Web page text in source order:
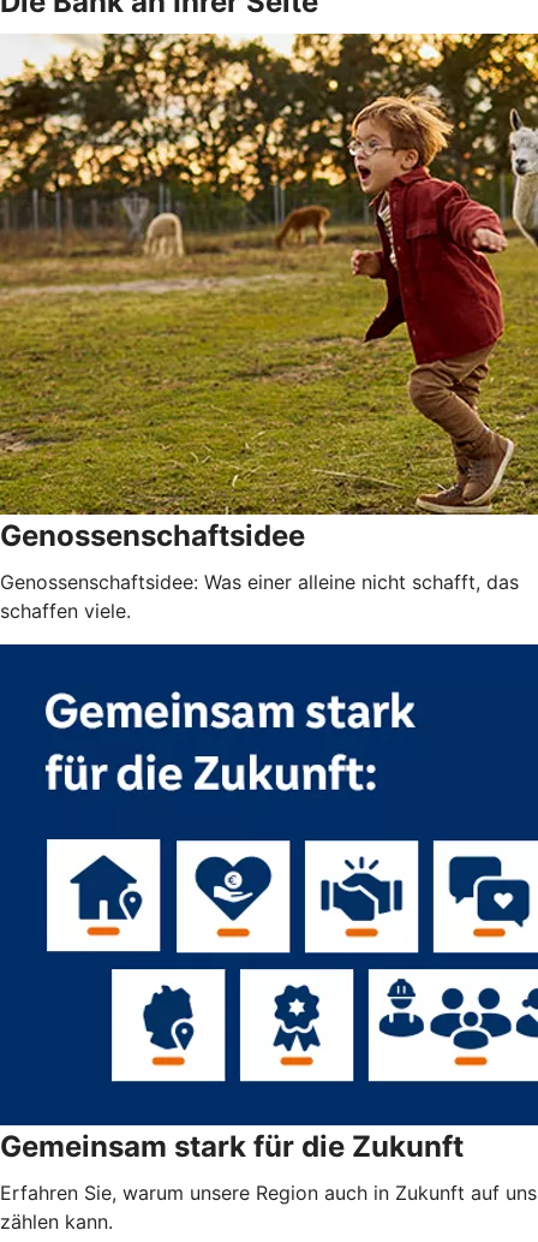
Genossenschaftsidee
Genossenschaftsidee: Was einer alleine nicht schafft, das
schaffen viele.
Gemeinsam stark für die Zukunft
Erfahren Sie, warum unsere Region auch in Zukunft auf uns
zählen kann.